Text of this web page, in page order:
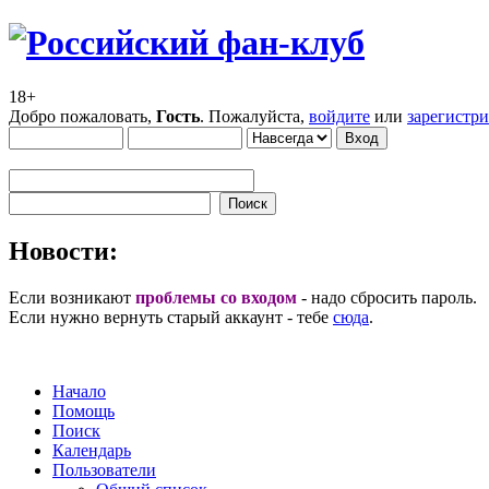
18+
Добро пожаловать, Гость. Пожалуйста, войдите или
Новости:
Если возникают проблемы со входом - надо сбросить пароль.
Если нужно вернуть старый аккаунт - тебе сюда.
Начало
Помощь
Поиск
Календарь
Пользователи